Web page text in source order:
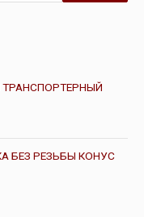
ТРАНСПОРТЕРНЫЙ
БЕЗ РЕЗЬБЫ КОНУС